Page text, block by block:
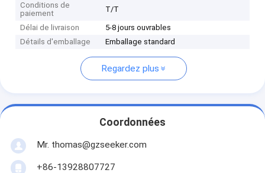
Conditions de
paiement
T/T
Délai de livraison
5-8 jours ouvrables
Détails d'emballage
Emballage standard
Regardez plus
Coordonnées
Mr. thomas@gzseeker.com
+86-13928807727